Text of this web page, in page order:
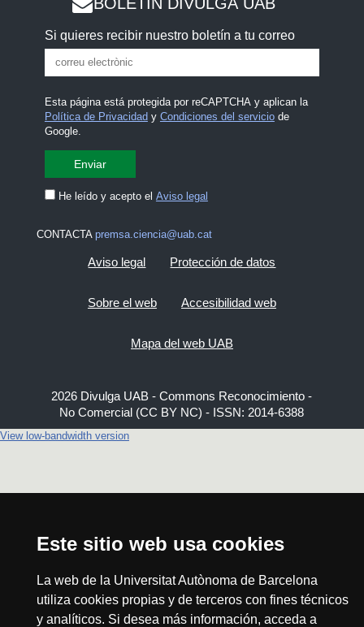
Este sitio web usa cookies
La web de la Universitat Autònoma de Barcelona
utiliza cookies propias y de terceros con fines técnicos
y analíticos. Si desea más información, acceda a
Si quieres recibir nuestro boletín a tu correo
Esta página está protegida por reCAPTCHA y aplican la
Política de Privacidady Condiciones del serviciode
Google.
He leído y acepto el Aviso legal
CONTACTA premsa.ciencia@uab.cat
Aviso legal Protección de datos
Sobre el web Accesibilidad web
Mapa del web UAB
2026 Divulga UAB - Commons Reconocimiento -
No Comercial (CC BY NC) - ISSN: 2014-6388
View low-bandwidth version